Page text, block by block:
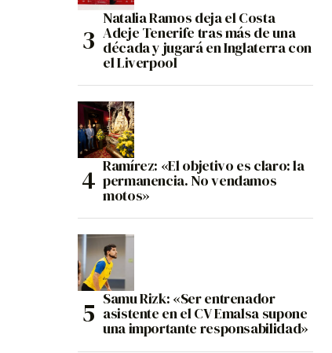
Natalia Ramos deja el Costa
Adeje Tenerife tras más de una
década y jugará en Inglaterra con
el Liverpool
Ramírez: «El objetivo es claro: la
permanencia. No vendamos
motos»
Samu Rizk: «Ser entrenador
asistente en el CV Emalsa supone
una importante responsabilidad»